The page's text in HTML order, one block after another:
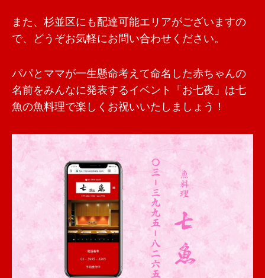
また、杉並区にも配達可能エリアがございますの
で、どうぞお気軽にお問い合わせください。
パパとママが一生懸命考えて命名した赤ちゃんの
名前をみんなに発表するイベント「お七夜」は七
魚の魚料理で楽しくお祝いいたしましょう！